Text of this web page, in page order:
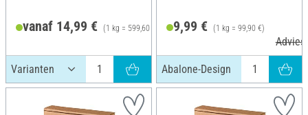
vanaf 14,99 € (1 kg = 599,60 €) 9,99 € (1 kg = 99,90 €)
Abalone-Design